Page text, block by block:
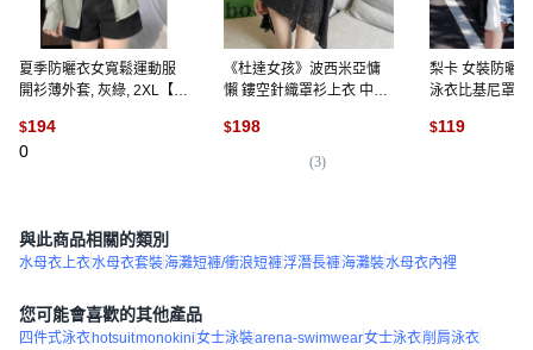
夏季防曬衣女寬鬆運動服
開衫薄外套, 灰綠, 2XL【建
$194
0
《杜達女孩》波西米亞慵
懶 鏤空針織罩衫上衣 中長
罩衫, 黑色
$198
(3)
梨卡 女裝防曬
泳衣比基尼罩衫
白色
$119
與此商品相關的類別
水母衣上衣水母衣套裝海灘短褲/衝浪短褲浮潛長褲海灘裝水母衣內裡
您可能會喜歡的其他產品
四件式泳衣 hotsuitmonokini女士泳裝arena-swimwear女士泳衣削肩泳衣